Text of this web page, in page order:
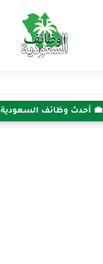
💼 أحدث وظائف السعودية